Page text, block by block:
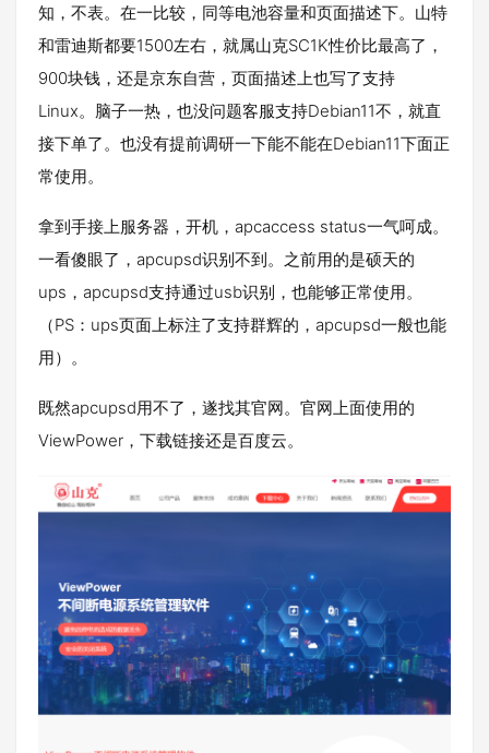
知，不表。在一比较，同等电池容量和页面描述下。山特
和雷迪斯都要1500左右，就属山克SC1K性价比最高了，
900块钱，还是京东自营，页面描述上也写了支持
Linux。脑子一热，也没问题客服支持Debian11不，就直
接下单了。也没有提前调研一下能不能在Debian11下面正
常使用。
拿到手接上服务器，开机，apcaccess status一气呵成。
一看傻眼了，apcupsd识别不到。之前用的是硕天的
ups，apcupsd支持通过usb识别，也能够正常使用。
（PS：ups页面上标注了支持群辉的，apcupsd一般也能
用）。
既然apcupsd用不了，遂找其官网。官网上面使用的
ViewPower，下载链接还是百度云。